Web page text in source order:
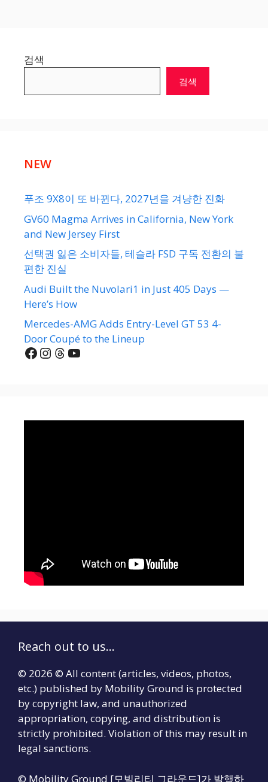
검색
검색
NEW
푸조 9X8이 또 바뀐다, 2027년을 겨냥한 진화
GV60 Magma Arrives in California, New York
and New Jersey First
선택권 잃은 소비자들, 테슬라 FSD 구독 전환의 불
편한 진실
Audi Built the Nuvolari1 in Just 405 Days —
Here’s How
Mercedes-AMG Adds Entry-Level GT 53 4-
Door Coupé to the Lineup
Facebook
Instagram
Threads
YouTube
Reach out to us...
© 2026 © All content (articles, videos, photos,
etc.) published by Mobility Ground is protected
by copyright law, and unauthorized
appropriation, copying, and distribution is
strictly prohibited. Violation of this may result in
legal sanctions.
© Mobility Ground [모빌리티 그라운드]가 발행하